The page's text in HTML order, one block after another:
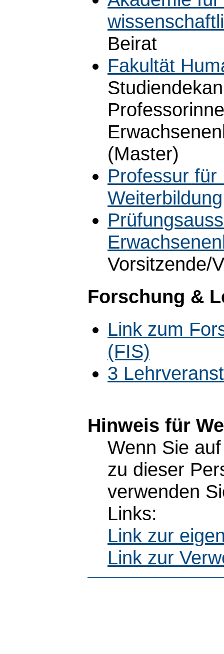
Beirat
Fakultät
(Master)
Professur für
Weiterbildung
Vorsitzende/
Forschung &
Link zum
(FIS)
3
Hinweis für
Wenn Sie
zu dieser
verwenden
Links:
Link zur
Link zur